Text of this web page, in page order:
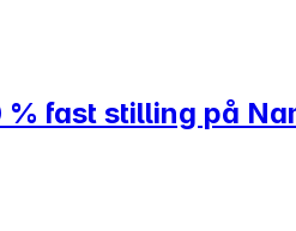
fast stilling på